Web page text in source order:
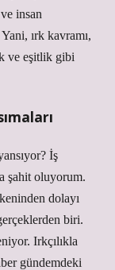
insan
ırk kavramı,
ve eşitlik gibi
İş
şahit oluyorum.
dolayı
biri.
Irkçılıkla
gündemdeki